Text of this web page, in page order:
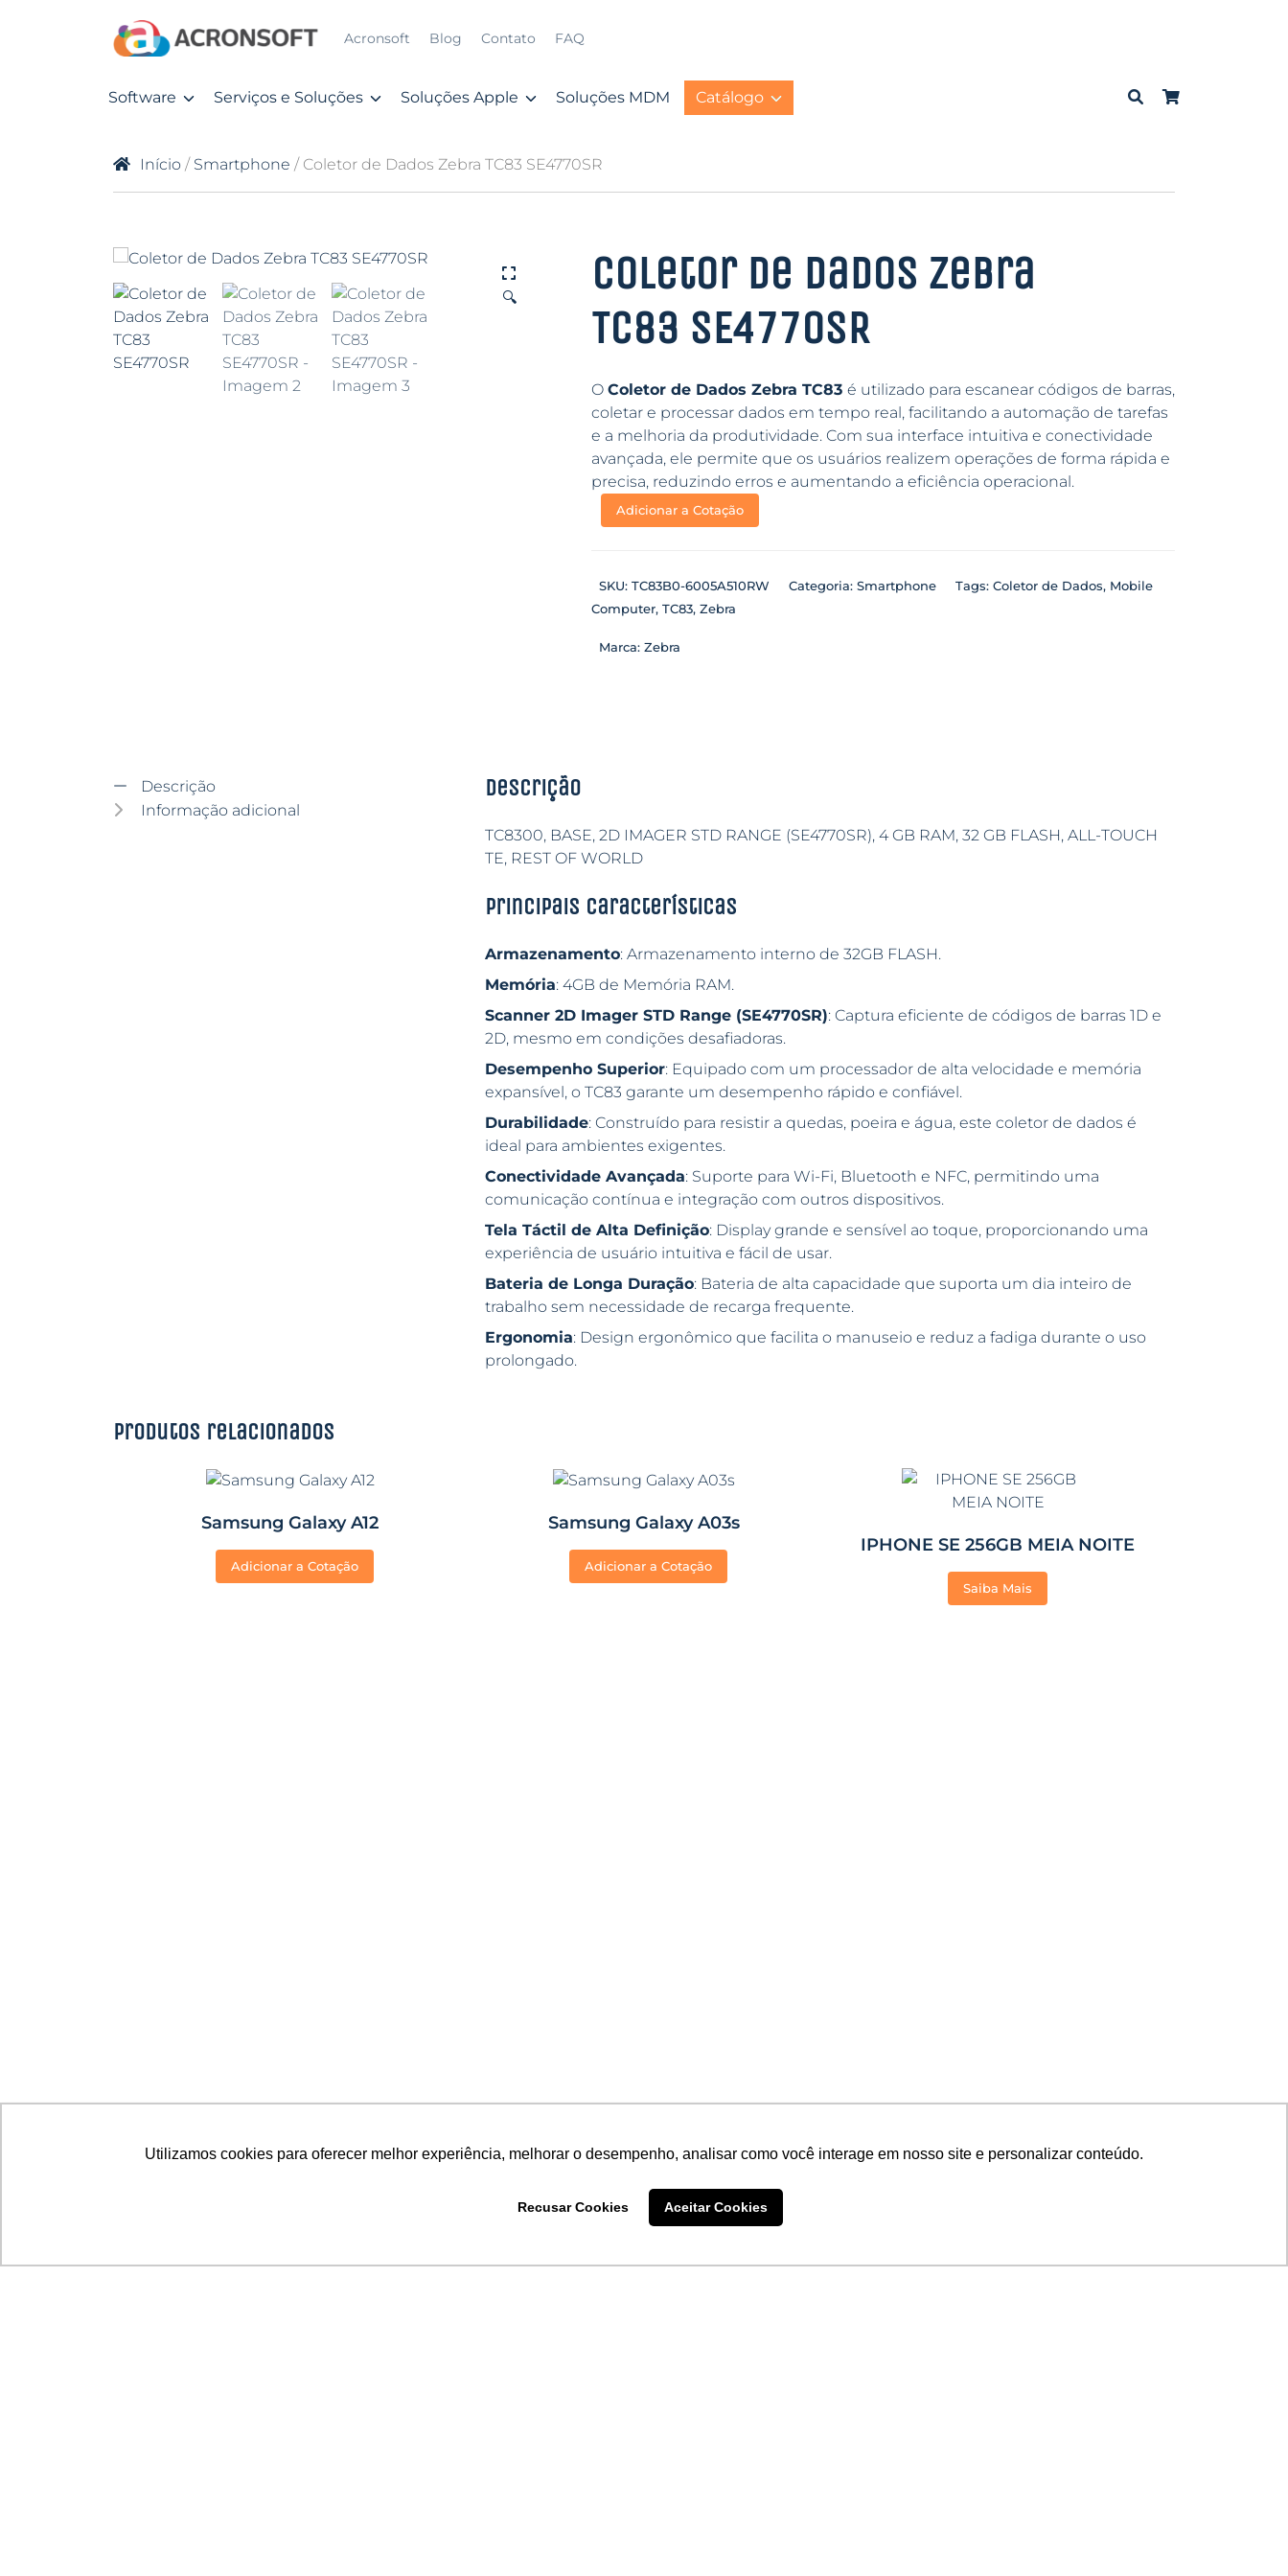
Utilizamos cookies para oferecer melhor experiência, melhorar o desempenho, analisar como você interage em nosso site e personalizar conteúdo.
Recusar Cookies Aceitar Cookies
Acronsoft Blog Contato FAQ
Software Serviços e Soluções Soluções Apple Soluções MDM Catálogo
Início / Smartphone / Coletor de Dados Zebra TC83 SE4770SR
🔍
Coletor de Dados Zebra
TC83 SE4770SR
O Coletor de Dados Zebra TC83 é utilizado para escanear códigos de barras,
coletar e processar dados em tempo real, facilitando a automação de tarefas
e a melhoria da produtividade. Com sua interface intuitiva e conectividade
avançada, ele permite que os usuários realizem operações de forma rápida e
precisa, reduzindo erros e aumentando a eficiência operacional.
Adicionar a Cotação
SKU: TC83B0-6005A510RW Categoria: Smartphone Tags: Coletor de Dados, Mobile
Computer, TC83, Zebra
Marca: Zebra
Descrição
Informação adicional
Descrição
TC8300, BASE, 2D IMAGER STD RANGE (SE4770SR), 4 GB RAM, 32 GB FLASH, ALL-TOUCH
TE, REST OF WORLD
Principais características
Armazenamento: Armazenamento interno de 32GB FLASH.
Memória: 4GB de Memória RAM.
Scanner 2D Imager STD Range (SE4770SR): Captura eficiente de códigos de barras 1D e
2D, mesmo em condições desafiadoras.
Desempenho Superior: Equipado com um processador de alta velocidade e memória
expansível, o TC83 garante um desempenho rápido e confiável.
Durabilidade: Construído para resistir a quedas, poeira e água, este coletor de dados é
ideal para ambientes exigentes.
Conectividade Avançada: Suporte para Wi-Fi, Bluetooth e NFC, permitindo uma
comunicação contínua e integração com outros dispositivos.
Tela Táctil de Alta Definição: Display grande e sensível ao toque, proporcionando uma
experiência de usuário intuitiva e fácil de usar.
Bateria de Longa Duração: Bateria de alta capacidade que suporta um dia inteiro de
trabalho sem necessidade de recarga frequente.
Ergonomia: Design ergonômico que facilita o manuseio e reduz a fadiga durante o uso
prolongado.
Produtos relacionados
Samsung Galaxy A12
Adicionar a Cotação
Samsung Galaxy A03s
Adicionar a Cotação
IPHONE SE 256GB MEIA NOITE
Saiba Mais